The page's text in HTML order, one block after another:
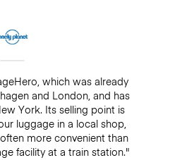
which was already
and London, and has
York. Its selling point is
luggage in a local shop,
more convenient than
facility at a train station."